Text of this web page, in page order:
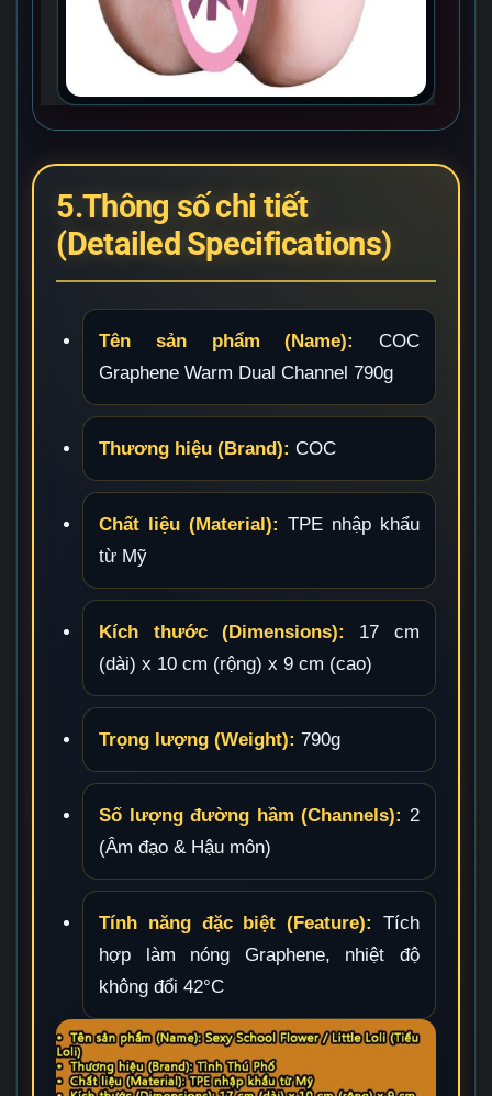
5.Thông số chi tiết
(Detailed Specifications)
Tên sản phẩm (Name):
COC
Graphene Warm Dual Channel 790g
Thương hiệu (Brand): COC
Chất liệu (Material): TPE nhập khẩu
từ Mỹ
Kích thước (Dimensions):
17 cm
(dài) x 10 cm (rộng) x 9 cm (cao)
Trọng lượng (Weight): 790g
Số lượng đường hầm (Channels): 2
(Âm đạo & Hậu môn)
Tính năng đặc biệt (Feature):
Tích
hợp làm nóng Graphene, nhiệt độ
không đổi 42°C